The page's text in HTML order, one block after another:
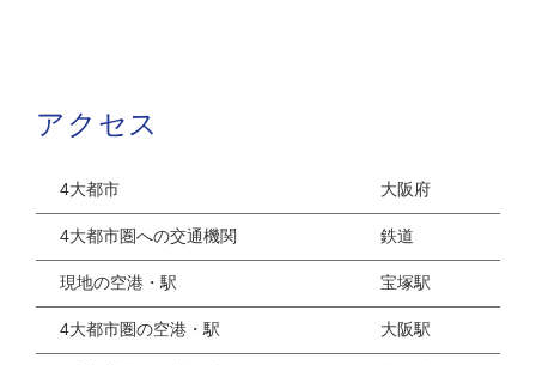
アクセス
4大都市 大阪府
4大都市圏への交通機関 鉄道
現地の空港・駅 宝塚駅
4大都市圏の空港・駅 大阪駅